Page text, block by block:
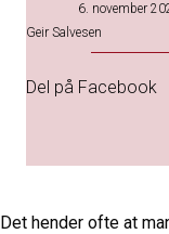
6. november
Geir Salvesen
Del på Facebook
Det hender ofte at